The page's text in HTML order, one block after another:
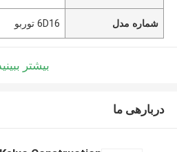
شماره مدل 6D16 توربو
بیشتر
دربارهی ما